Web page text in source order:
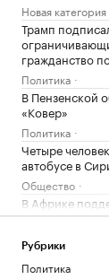
Новая категория
Трамп
гражданство
Политика
В Пензенской
«Ковер»
Политика
Четыре
автобусе в
Общество
В Африке
после
Рубрики
Политика